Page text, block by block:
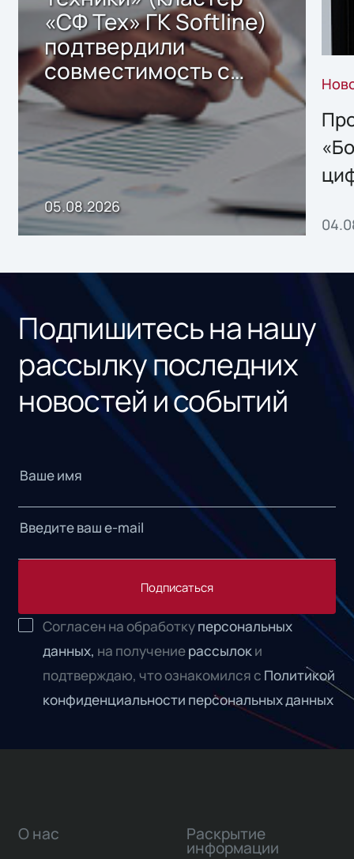
«СФ Тех» ГК Softline)
подтвердили
совместимость с
решением Sharx
Storage 2.x для
хранения данных
05.08.2026
Подпишитесь на нашу
рассылку последних
новостей и событий
Подписаться
Согласен на обработкуперсональных
данных, на получениерассылоки
подтверждаю, что ознакомился с Политикой
конфиденциальности персональных данных
О нас Раскрытие
информации